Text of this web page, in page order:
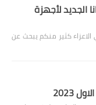
الجديد لأجهزة
الاعزاء كثير منكم يبحث عن
2023